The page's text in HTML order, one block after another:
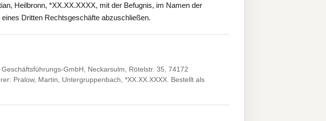
Heilbronn, *XX.XX.XXXX, mit der Befugnis, im Namen der
Dritten Rechtsgeschäfte abzuschließen.
GmbH, Neckarsulm, Rötelstr. 35, 74172
Pralow, Martin, Untergruppenbach, *XX.XX.XXXX. Bestellt als